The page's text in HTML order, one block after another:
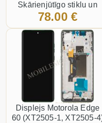
Skārienjūtīgo stiklu un
apkart ramiti, (Service
78.00 €
Displejs Motorola Edge
60 (XT2505-1, XT2505-